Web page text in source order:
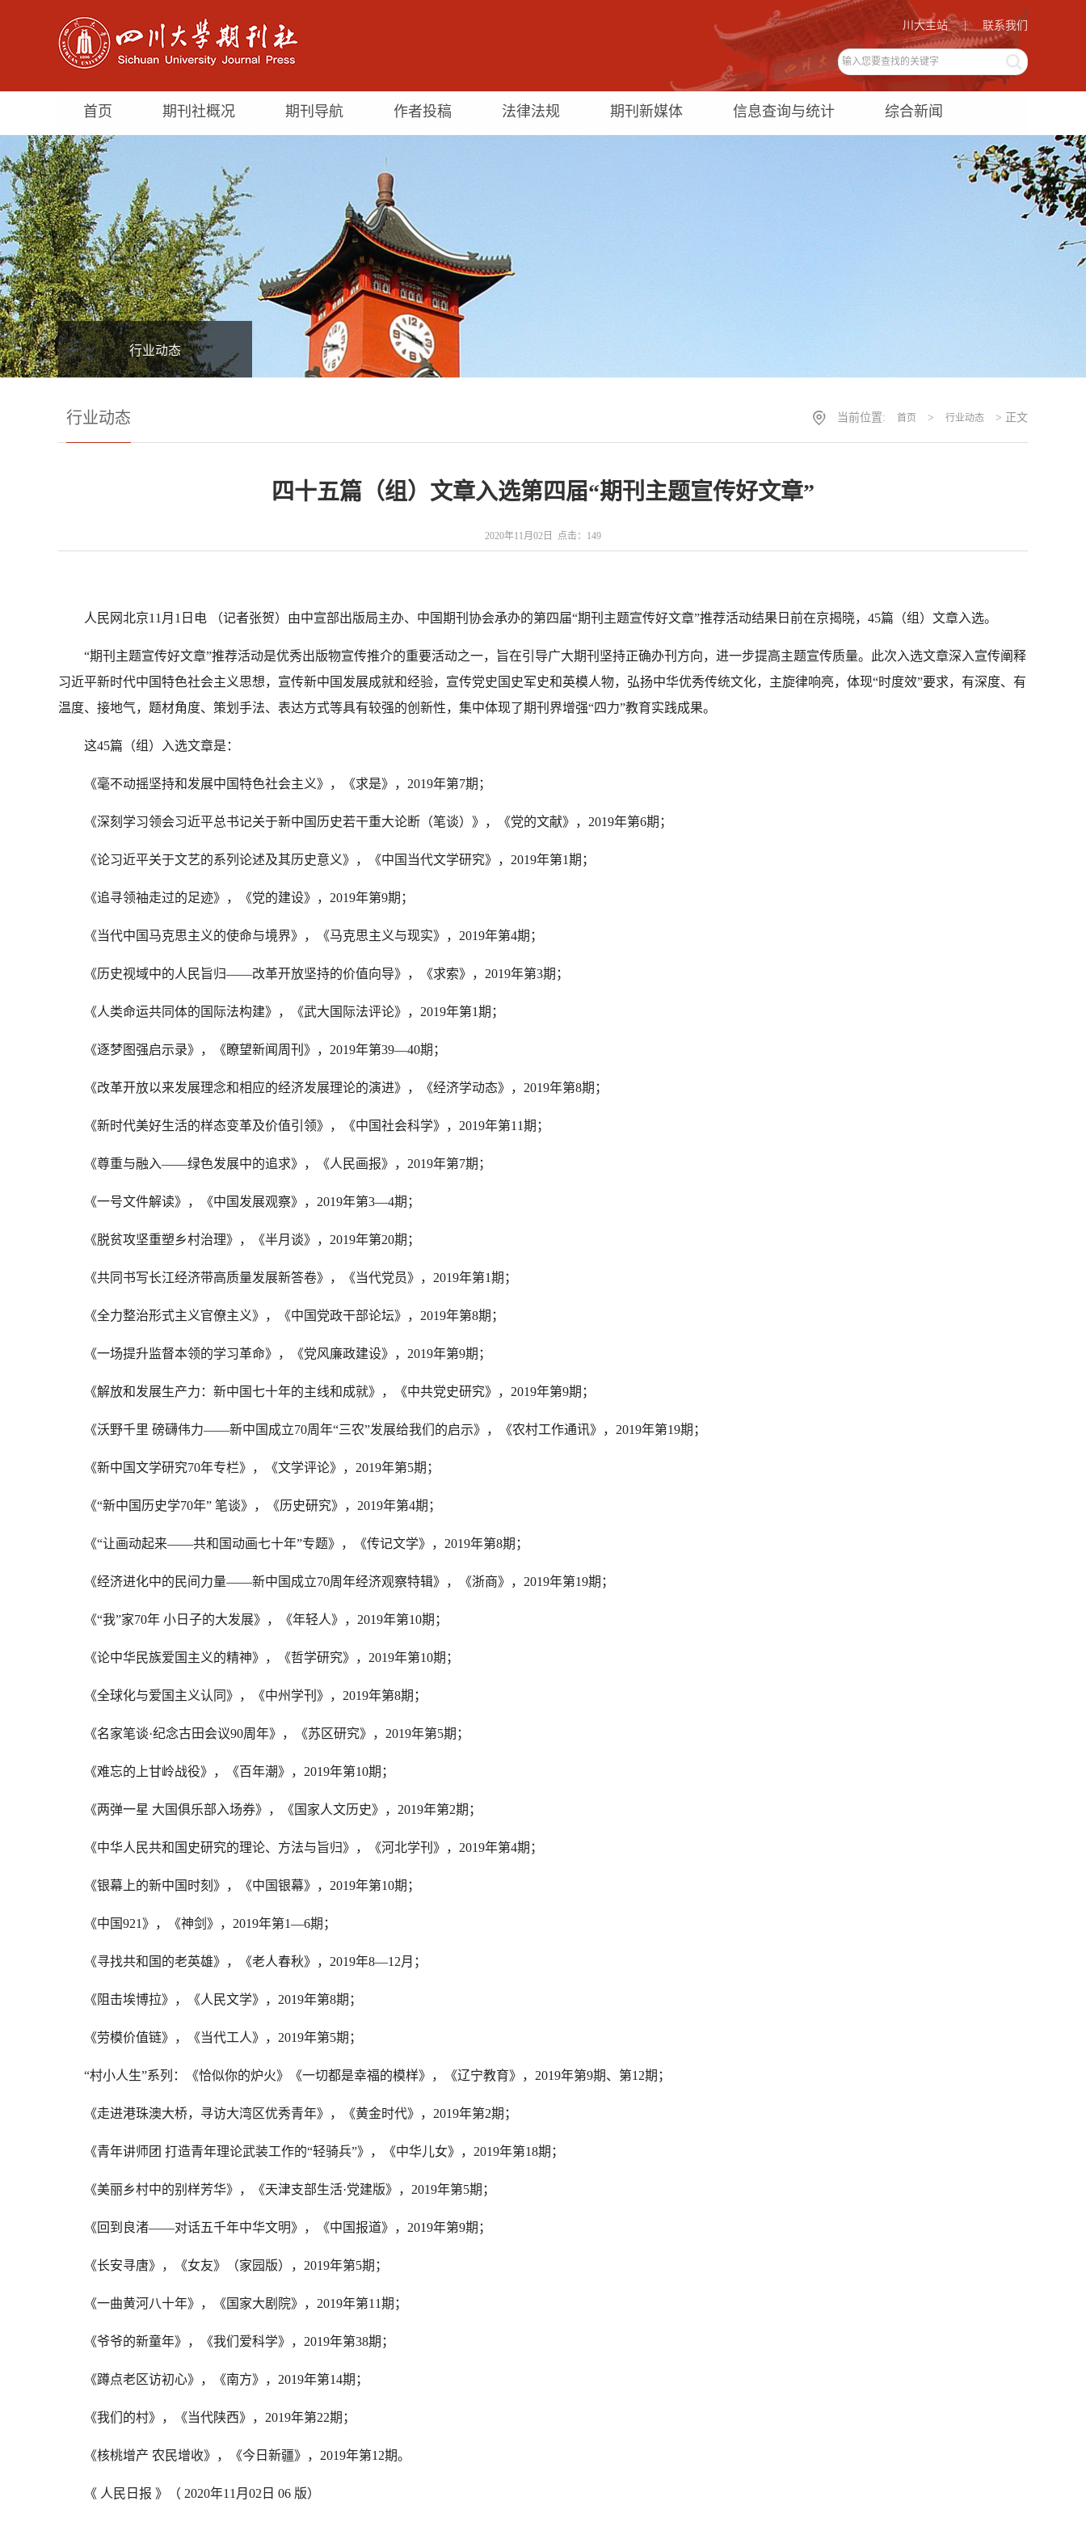
联系我们
川大主站 |
首页 期刊社概况 期刊导航 作者投稿 法律法规 期刊新媒体 信息查询与统计 综合新闻
行业动态
行业动态 当前位置: 首页 > 行业动态 > 正文
四十五篇（组）文章入选第四届“期刊主题宣传好文章”
2020年11月02日 点击： 149
人民网北京11 月 1 日电 （记者张贺）由中宣部出版局主办、中国期刊协会承办的第四届“期刊主题宣传好文章”推荐活动结果日前在京揭晓， 45篇（组）文章入选。
“期刊主题宣传好文章”推荐活动是优秀出版物宣传推介的重要活动之一，旨在引导广大期刊坚持正确办刊方向，进一步提高主题宣传质量。此次入选文章深入宣传阐释
习近平新时代中国特色社会主义思想，宣传新中国发展成就和经验，宣传党史国史军史和英模人物，弘扬中华优秀传统文化，主旋律响亮，体现“时度效”要求，有深度、有
温度、接地气，题材角度、策划手法、表达方式等具有较强的创新性，集中体现了期刊界增强“四力”教育实践成果。
这45篇（组）入选文章是：
《毫不动摇坚持和发展中国特色社会主义》，《求是》， 2019年第7期；
《深刻学习领会习近平总书记关于新中国历史若干重大论断（笔谈）》，《党的文献》， 2019年第6期；
《论习近平关于文艺的系列论述及其历史意义》，《中国当代文学研究》， 2019年第1期；
《追寻领袖走过的足迹》，《党的建设》， 2019年第9期；
《当代中国马克思主义的使命与境界》，《马克思主义与现实》， 2019年第4期；
《历史视域中的人民旨归——改革开放坚持的价值向导》，《求索》， 2019年第3期；
《人类命运共同体的国际法构建》，《武大国际法评论》， 2019年第1期；
《逐梦图强启示录》，《瞭望新闻周刊》， 2019年第39—40期；
《改革开放以来发展理念和相应的经济发展理论的演进》，《经济学动态》， 2019年第8期；
《新时代美好生活的样态变革及价值引领》，《中国社会科学》， 2019年第11期；
《尊重与融入——绿色发展中的追求》，《人民画报》， 2019年第7期；
《一号文件解读》，《中国发展观察》， 2019年第3—4期；
《脱贫攻坚重塑乡村治理》，《半月谈》， 2019年第20期；
《共同书写长江经济带高质量发展新答卷》，《当代党员》， 2019年第1期；
《全力整治形式主义官僚主义》，《中国党政干部论坛》， 2019年第8期；
《一场提升监督本领的学习革命》，《党风廉政建设》， 2019年第9期；
《解放和发展生产力：新中国七十年的主线和成就》，《中共党史研究》， 2019年第9期；
《沃野千里 磅礴伟力——新中国成立70周年“三农”发展给我们的启示》，《农村工作通讯》， 2019年第19期；
《新中国文学研究70年专栏》，《文学评论》， 2019年第5期；
《“新中国历史学70年” 笔谈》，《历史研究》， 2019年第4期；
《“让画动起来——共和国动画七十年”专题》，《传记文学》， 2019年第8期；
《经济进化中的民间力量——新中国成立70周年经济观察特辑》，《浙商》， 2019年第19期；
《“我”家70年 小日子的大发展》，《年轻人》， 2019年第10期；
《论中华民族爱国主义的精神》，《哲学研究》， 2019年第10期；
《全球化与爱国主义认同》，《中州学刊》， 2019年第8期；
《名家笔谈·纪念古田会议90周年》，《苏区研究》， 2019年第5期；
《难忘的上甘岭战役》，《百年潮》， 2019年第10期；
《两弹一星 大国俱乐部入场券》，《国家人文历史》， 2019年第2期；
《中华人民共和国史研究的理论、方法与旨归》，《河北学刊》， 2019年第4期；
《银幕上的新中国时刻》，《中国银幕》， 2019年第10期；
《中国921 》，《神剑》， 2019年第1—6期；
《寻找共和国的老英雄》，《老人春秋》， 2019年8—12月；
《阻击埃博拉》，《人民文学》， 2019年第8期；
《劳模价值链》，《当代工人》， 2019年第5期；
“村小人生”系列：《恰似你的炉火》《一切都是幸福的模样》，《辽宁教育》， 2019年第9期、第12期；
《走进港珠澳大桥，寻访大湾区优秀青年》，《黄金时代》， 2019年第2期；
《青年讲师团 打造青年理论武装工作的“轻骑兵”》，《中华儿女》， 2019年第18期；
《美丽乡村中的别样芳华》，《天津支部生活·党建版》， 2019年第5期；
《回到良渚——对话五千年中华文明》，《中国报道》， 2019年第9期；
《长安寻唐》，《女友》（家园版）， 2019年第5期；
《一曲黄河八十年》，《国家大剧院》， 2019年第11期；
《爷爷的新童年》，《我们爱科学》， 2019年第38期；
《蹲点老区访初心》，《南方》， 2019年第14期；
《我们的村》，《当代陕西》， 2019年第22期；
《核桃增产 农民增收》，《今日新疆》， 2019年第12期。
《 人民日报 》（ 2020年11 月 02 日 06 版）